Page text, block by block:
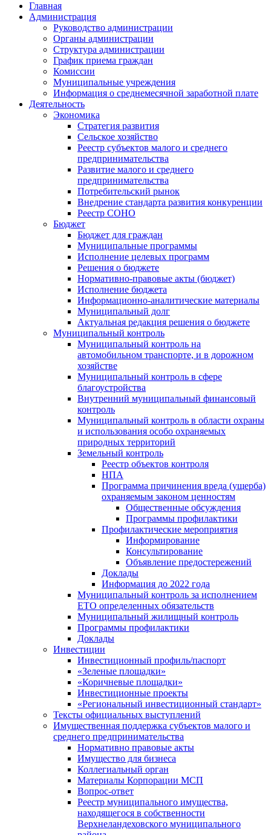
Главная
Администрация
Руководство администрации
Органы администрации
Структура администрации
График приема граждан
Комиссии
Муниципальные учреждения
Информация о среднемесячной заработной плате
Деятельность
Экономика
Стратегия развития
Сельское хозяйство
Реестр субъектов малого и среднего
предпринимательства
Развитие малого и среднего
предпринимательства
Потребительский рынок
Внедрение стандарта развития конкуренции
Реестр СОНО
Бюджет
Бюджет для граждан
Муниципальные программы
Исполнение целевых программ
Решения о бюджете
Нормативно-правовые акты (бюджет)
Исполнение бюджета
Информационно-аналитические материалы
Муниципальный долг
Актуальная редакция решения о бюджете
Муниципальный контроль
Муниципальный контроль на
автомобильном транспорте, и в дорожном
хозяйстве
Муниципальный контроль в сфере
благоустройства
Внутренний муниципальный финансовый
контроль
Муниципальный контроль в области охраны
и использования особо охраняемых
природных территорий
Земельный контроль
Реестр объектов контроля
НПА
Программа причинения вреда (ущерба)
охраняемым законом ценностям
Общественные обсуждения
Программы профилактики
Профилактические мероприятия
Информирование
Консультирование
Объявление предостережений
Доклады
Информация до 2022 года
Муниципальный контроль за исполнением
ЕТО определенных обязательств
Муниципальный жилищный контроль
Программы профилактики
Доклады
Инвестиции
Инвестиционный профиль/паспорт
«Зеленые площадки»
«Коричневые площадки»
Инвестиционные проекты
«Региональный инвестиционный стандарт»
Тексты официальных выступлений
Имущественная поддержка субъектов малого и
среднего предпринимательства
Нормативно правовые акты
Имущество для бизнеса
Коллегиальный орган
Материалы Корпорации МСП
Вопрос-ответ
Реестр муниципального имущества,
находящегося в собственности
Верхнеландеховского муниципального